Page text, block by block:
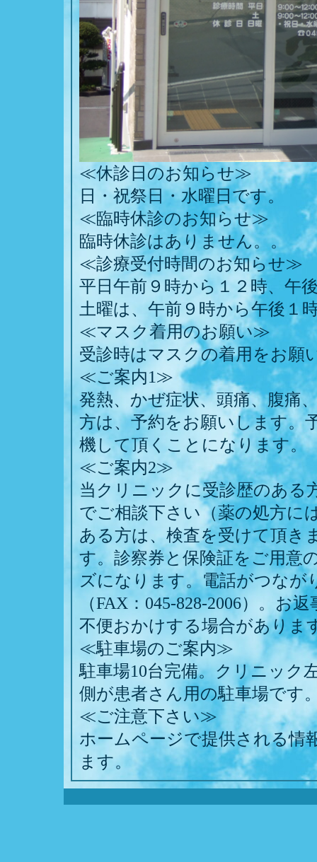
≪休診日のお知らせ≫
日・祝祭日・水曜日です。
≪臨時休診のお知らせ≫
臨時休診はありません。。
≪診療受付時間のお知らせ≫
平日午前９時から１２時、午
土曜は、午前９時から午後１
≪マスク着用のお願い≫
受診時はマスクの着用をお願
≪ご案内1≫
発熱、かぜ症状、頭痛、腹痛
方は、予約をお願いします。
機して頂くことになります。
≪ご案内2≫
当クリニックに受診歴のある
でご相談下さい（薬の処方に
ある方は、検査を受けて頂き
す。診察券と保険証をご用意
ズになります。電話がつなが
（FAX：045-828-2006）。お
不便おかけする場合がありま
≪駐車場のご案内≫
駐車場10台完備。クリニック
側が患者さん用の駐車場です
≪ご注意下さい≫
ホームページで提供される情
ます。